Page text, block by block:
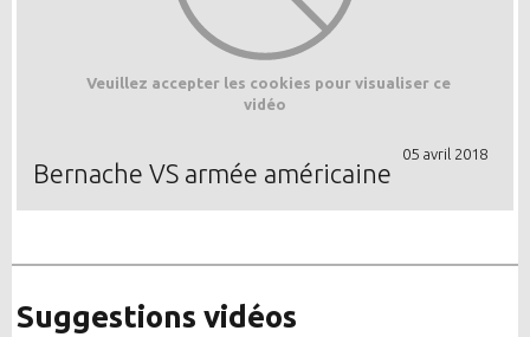
Veuillez accepter les cookies pour visualiser ce
vidéo
05 avril 2018
Bernache VS armée américaine
Suggestions vidéos